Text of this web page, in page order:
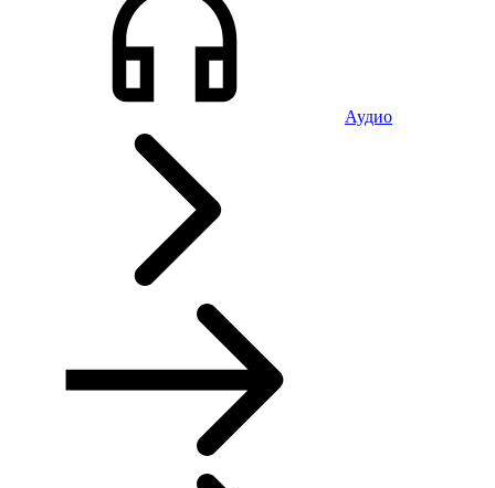
Аудио